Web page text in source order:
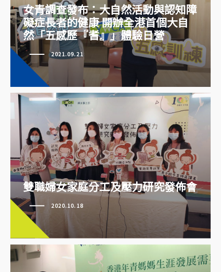
女青調查發布：大自然活動與認知
障礙症長者的健康 開辦全港首個
大自然「五感歷『耆』」體驗日營
女青調查發布：大自然活動與認知障
礙症長者的健康 開辦全港首個大自
然「五感歷『耆』」體驗日營
2021.09.21
雙職婦女家庭分工及壓力研究發佈
會
雙職婦女家庭分工及壓力研究發佈會
2020.10.18